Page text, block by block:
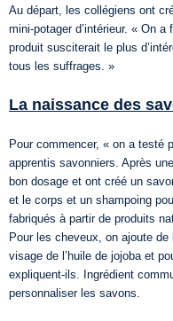
Au départ, les collégiens ont
mini-potager d’intérieur. « On
produit susciterait le plus
tous les suffrages. »
La naissance des
Pour commencer, « on a testé
apprentis savonniers. Après
bon dosage et ont créé un
et le corps et un shampoing
fabriqués à partir de produits
Pour les cheveux, on ajoute de
visage de l’huile de jojoba et
expliquent-ils. Ingrédient
personnaliser les savons.